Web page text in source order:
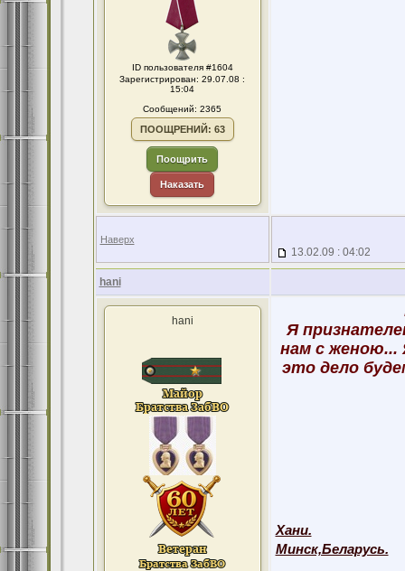
ID пользователя #1604
Зарегистрирован: 29.07.08 :
15:04
Сообщений: 2365
ПООЩРЕНИЙ: 63
Поощрить
Наказать
Наверх
13.02.09 : 04:02
hani
hani
Я
нам с женою...
это дело
Хани.
Минск,Беларусь.